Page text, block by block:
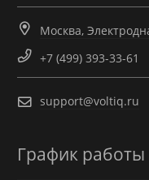
Москва,
+7 (499) 393-33-61
support@voltiq.ru
График работы